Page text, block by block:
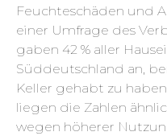
Feuchteschäden und
einer Umfrage des
gaben 42 % aller
Süddeutschland an,
Keller gehabt zu
liegen die Zahlen
wegen höherer